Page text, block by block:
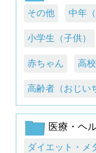
その他 中年
小学生（子供）
赤ちゃん 高
高齢者（おじい
医療・ヘ
ダイエット・メ